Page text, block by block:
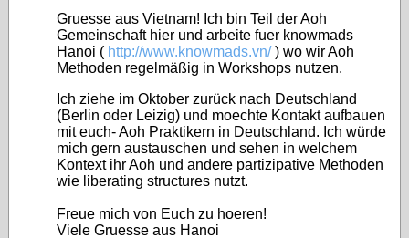
Gruesse aus Vietnam! Ich bin Teil der Aoh
Gemeinschaft hier und arbeite fuer knowmads
Hanoi ( http://www.knowmads.vn/) wo wir Aoh
Methoden regelmäßig in Workshops nutzen.
Ich ziehe im Oktober zurück nach Deutschland
(Berlin oder Leizig) und moechte Kontakt aufbauen
mit euch- Aoh Praktikern in Deutschland. Ich würde
mich gern austauschen und sehen in welchem
Kontext ihr Aoh und andere partizipative Methoden
wie liberating structures nutzt.
Freue mich von Euch zu hoeren!
Viele Gruesse aus Hanoi